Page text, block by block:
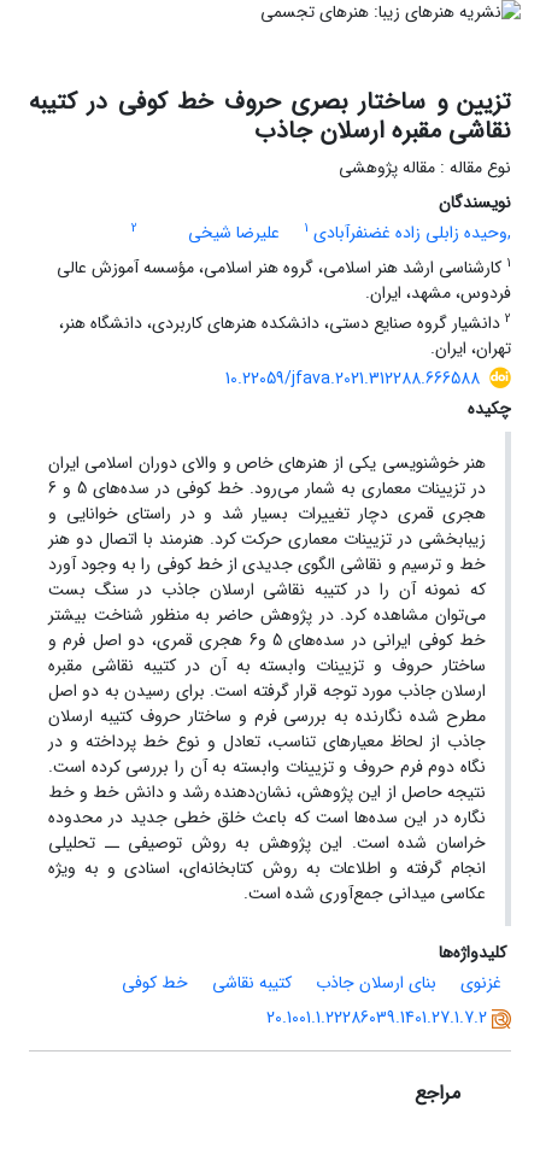
تزیین و ساختار بصری حروف خط کوفی در کتیبه
نقاشی مقبره ارسلان جاذب
نوع مقاله : مقاله پژوهشی
نویسندگان
,وحیده زابلی زاده غضنفرآبادی 1 علیرضا شیخی
2
1 کارشناسی ارشد هنر اسلامی، گروه هنر اسلامی، مؤسسه آموزش عالی
فردوس، مشهد، ایران.
2 دانشیار گروه صنایع دستی، دانشکده هنرهای کاربردی، دانشگاه هنر،
تهران، ایران.
10.22059/jfava.2021.312288.666588
چکیده
هنر خوشنویسی یکی از هنرهای خاص و والای دوران اسلامی ایران
در تزیینات معماری به شمار می‌رود. خط کوفی در سده‌های 5 و 6
هجری قمری دچار تغییرات بسیار شد و در راستای خوانایی و
زیبابخشی در تزیینات معماری حرکت کرد. هنرمند با اتصال دو هنر
خط و ترسیم و نقاشی الگوی جدیدی از خط کوفی را به وجود آورد
که نمونه آن را در کتیبه نقاشی ارسلان جاذب در سنگ بست
می‌توان مشاهده کرد. در پژوهش حاضر به منظور شناخت بیشتر
خط کوفی ایرانی در سده‌های 5 و6 هجری قمری، دو اصل فرم و
ساختار حروف و تزیینات وابسته به آن در کتیبه نقاشی مقبره
ارسلان جاذب مورد توجه قرار گرفته است. برای رسیدن به دو اصل
مطرح شده نگارنده به بررسی فرم و ساختار حروف کتیبه ارسلان
جاذب از لحاظ‌ معیارهای تناسب، تعادل و نوع خط پرداخته و در
نگاه دوم فرم حروف و تزیینات وابسته به آن را بررسی کرده است.
نتیجه حاصل از این پژوهش، نشان‌دهنده رشد و دانش خط و خط
نگاره در این سده‌ها است که باعث خلق خطی جدید در محدوده
خراسان شده است. این پژوهش به روش توصیفی ــ تحلیلی
انجام گرفته و اطلاعات به روش کتابخانه‌ای، اسنادی و به ویژه
عکاسی میدانی جمع‌آوری شده است.
کلیدواژه‌ها
غزنوی
بنای ارسلان جاذب کتیبه نقاشی
خط کوفی
20.1001.1.22286039.1401.27.1.7.2
مراجع